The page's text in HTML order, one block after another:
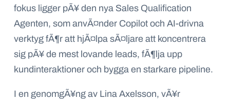
fokus ligger pÃ¥ den nya Sales Qualification
Agenten, som anvÃ¤nder Copilot och AI-drivna
verktyg fÃ¶r att hjÃ¤lpa sÃ¤ljare att koncentrera
sig pÃ¥ de mest lovande leads, fÃ¶lja upp
kundinteraktioner och bygga en starkare pipeline.
I en genomgÃ¥ng av Lina Axelsson, vÃ¥r